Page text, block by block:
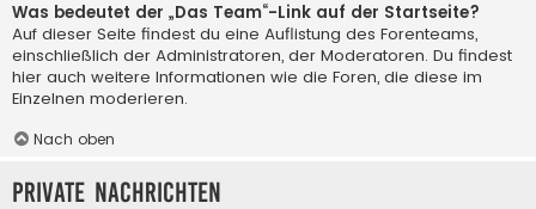
Was bedeutet der „Das Team“-Link auf der Startseite?
Auf dieser Seite findest du eine Auflistung des Forenteams,
einschließlich der Administratoren, der Moderatoren. Du findest
hier auch weitere Informationen wie die Foren, die diese im
Einzelnen moderieren.
Nach oben
Private Nachrichten